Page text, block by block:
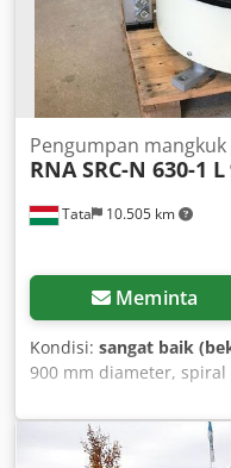
Tata 10.505 km
Pengumpan
RNA SRC-N 630-1 L
Meminta
Kondisi: sangat baik
900 mm diameter, spiral
condition, for sale with
RNA Model: SRC-N
3000 rpm Voltage: 220